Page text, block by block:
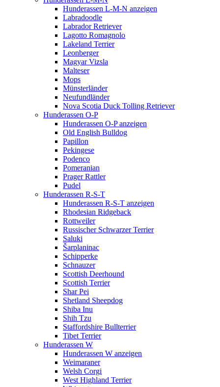
Hunderassen L-M-N anzeigen
Labradoodle
Labrador Retriever
Lagotto Romagnolo
Lakeland Terrier
Leonberger
Magyar Vizsla
Malteser
Mops
Münsterländer
Neufundländer
Nova Scotia Duck Tolling Retriever
Hunderassen O-P
Hunderassen O-P anzeigen
Old English Bulldog
Papillon
Pekingese
Podenco
Pomeranian
Prager Rattler
Pudel
Hunderassen R-S-T
Hunderassen R-S-T anzeigen
Rhodesian Ridgeback
Rottweiler
Russischer Schwarzer Terrier
Saluki
Šarplaninac
Schipperke
Schnauzer
Scottish Deerhound
Scottish Terrier
Shar Pei
Shetland Sheepdog
Shiba Inu
Shih Tzu
Staffordshire Bullterrier
Tibet Terrier
Hunderassen W
Hunderassen W anzeigen
Weimaraner
Welsh Corgi
West Highland Terrier